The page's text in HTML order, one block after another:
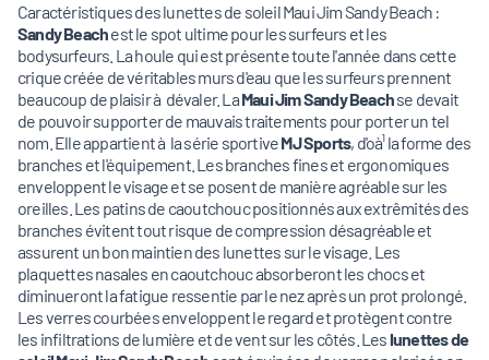
Caractéristiques des lunettes de soleil Maui Jim Sandy Beach :
Sandy Beachest le spot ultime pour les surfeurs et les
bodysurfeurs. La houle qui est présente toute l'année dans cette
crique créée de véritables murs d'eau que les surfeurs prennent
beaucoup de plaisir à dévaler. LaMaui Jim Sandy Beachse devait
de pouvoir supporter de mauvais traitements pour porter un tel
nom. Elle appartient à la série sportiveMJ Sports, d'oà¹ la forme des
branches et l'équipement. Les branches fines et ergonomiques
enveloppent le visage et se posent de manière agréable sur les
oreilles. Les patins de caoutchouc positionnés aux extrêmités des
branches évitent tout risque de compression désagréable et
assurent un bon maintien des lunettes sur le visage. Les
plaquettes nasales en caoutchouc absorberont les chocs et
diminueront la fatigue ressentie par le nez après un prot prolongé.
Les verres courbées enveloppent le regard et protègent contre
les infiltrations de lumière et de vent sur les côtés. Leslunettes de